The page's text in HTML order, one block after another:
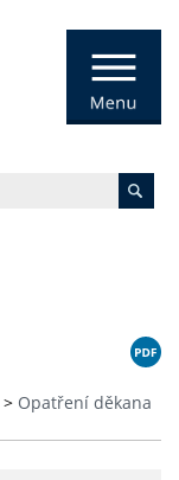
> Opatření děkana